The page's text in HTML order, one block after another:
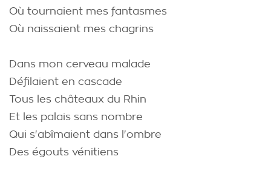
Où tournaient mes fantasmes
Où naissaient mes chagrins
Dans mon cerveau malade
Défilaient en cascade
Tous les châteaux du Rhin
Et les palais sans nombre
Qui s'abîmaient dans l'ombre
Des égouts vénitiens